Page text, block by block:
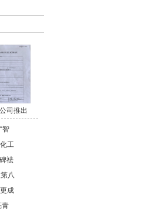
司推出
智
工
祛
八
成
青